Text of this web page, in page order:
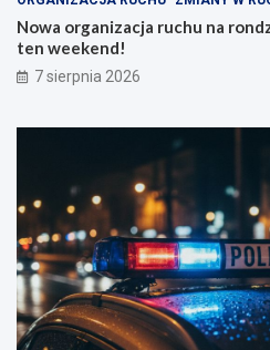
Nowa organizacja ruchu na
ten weekend!
7 sierpnia 2026